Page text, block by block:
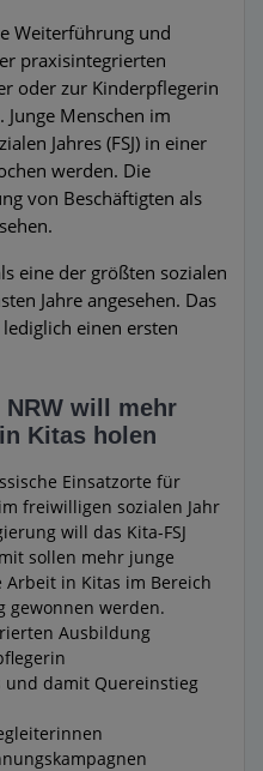
Weiterführung und
praxisintegrierten
oder zur Kinderpflegerin
Menschen im
Jahres (FSJ) in einer
werden. Die
von Beschäftigten als
eine der größten sozialen
Jahre angesehen. Das
einen ersten
NRW will mehr
Kitas holen
Einsatzorte für
freiwilligen sozialen Jahr
will das Kita-FSJ
sollen mehr junge
in Kitas im Bereich
gewonnen werden.
Ausbildung
und damit Quereinstieg